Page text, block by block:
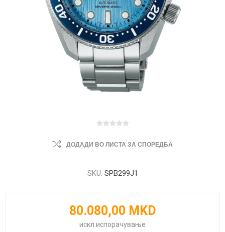
ДОДАДИ ВО ЛИСТА ЗА СПОРЕДБА
SKU: SPB299J1
80.080,00 MKD
искл. испорачување